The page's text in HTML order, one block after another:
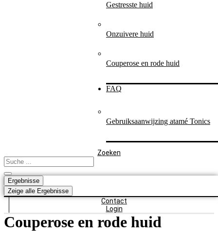
Gestresste huid
Onzuivere huid
Couperose en rode huid
FAQ
Gebruiksaanwijzing atamé Tonics
Zoeken
Search
...
Ergebnisse
Zeige alle Ergebnisse
Contact
Login
Couperose en rode huid